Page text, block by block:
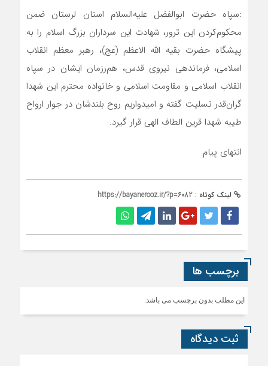
:سپاه حضرت ابوالفضل علیه‌السلام استان لرستان ضمن
محکوم‌کردن این ترور، شهادت این سرداران بزرگ اسلام را به
پیشگاه حضرت بقیه الله الاعظم (عج)، رهبر معظم انقلاب
اسلامی، فرماندهی نیروی قدس، هم‌رزمان ایشان در سپاه
انقلاب اسلامی و مقاومت اسلامی و خانواده محترم این شهدا
گران‌قدر تسلیت گفته و امیدواریم روح بلندشان در جوار ارواح
طیبه شهدا قرین الطاف الهی قرار گیرد.
انتهای پیام
لینک کوتاه : https://bayanerooz.ir/?p=6082
برچسب ها
این مطلب بدون برچسب می باشد.
ثبت دیدگاه